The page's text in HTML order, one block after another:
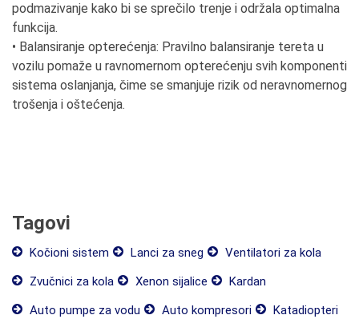
podmazivanje kako bi se sprečilo trenje i održala optimalna
funkcija.
• Balansiranje opterećenja: Pravilno balansiranje tereta u
vozilu pomaže u ravnomernom opterećenju svih komponenti
sistema oslanjanja, čime se smanjuje rizik od neravnomernog
trošenja i oštećenja.
Tagovi
Kočioni sistem Lanci za sneg
Ventilatori za kola
Zvučnici za kola
Xenon sijalice
Kardan
Auto pumpe za vodu
Auto kompresori
Katadiopteri